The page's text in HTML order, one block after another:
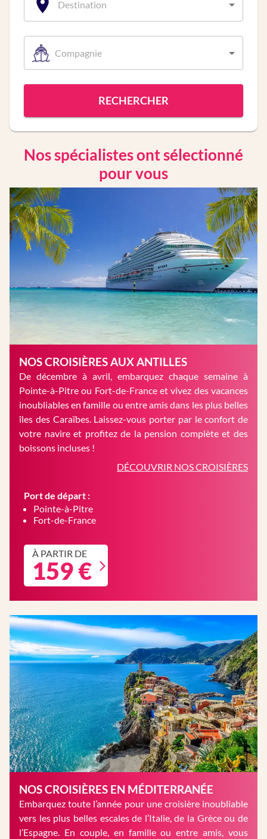
Destination
Compagnie
RECHERCHER
Nos spécialistes ont sélectionné
pour vous
NOS CROISIÈRES AUX ANTILLES
De décembre à avril, embarquez chaque semaine à
Pointe-à-Pitre ou Fort-de-France et vivez des vacances
inoubliables en famille ou entre amis dans les plus belles
îles des Caraïbes. Laissez-vous porter par le confort de
votre navire et profitez de la pension complète et des
boissons incluses !
DÉCOUVRIR NOS CROISIÈRES
Port de départ :
Pointe-à-Pitre
Fort-de-France
À PARTIR DE
159 €
NOS CROISIÈRES EN MÉDITERRANÉE
Embarquez toute l’année pour une croisière inoubliable
vers les plus belles escales de l’Italie, de la Grèce ou de
l’Espagne. En couple, en famille ou entre amis, vous